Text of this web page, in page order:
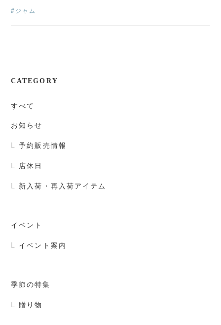
#ジャム
CATEGORY
すべて
お知らせ
予約販売情報
店休日
新入荷・再入荷アイテム
イベント
イベント案内
季節の特集
贈り物